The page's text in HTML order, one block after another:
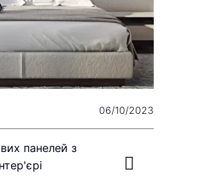
06/10/2023
панелей з